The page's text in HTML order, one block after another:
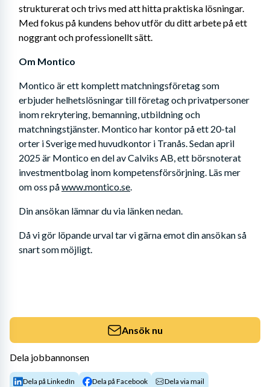
strukturerat och trivs med att hitta praktiska lösningar.
Med fokus på kundens behov utför du ditt arbete på ett
noggrant och professionellt sätt.
Om Montico
Montico är ett komplett matchningsföretag som
erbjuder helhetslösningar till företag och privatpersoner
inom rekrytering, bemanning, utbildning och
matchningstjänster. Montico har kontor på ett 20-tal
orter i Sverige med huvudkontor i Tranås. Sedan april
2025 är Montico en del av Calviks AB, ett börsnoterat
investmentbolag inom kompetensförsörjning. Läs mer
om oss på www.montico.se.
Din ansökan lämnar du via länken nedan.
Då vi gör löpande urval tar vi gärna emot din ansökan så
snart som möjligt.
Ansök nu
Dela jobbannonsen
Dela på LinkedIn Dela på Facebook Dela via mail